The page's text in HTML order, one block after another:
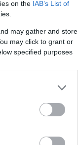
on the IAB’s List of
may gather and store
may click to grant or
specified purposes